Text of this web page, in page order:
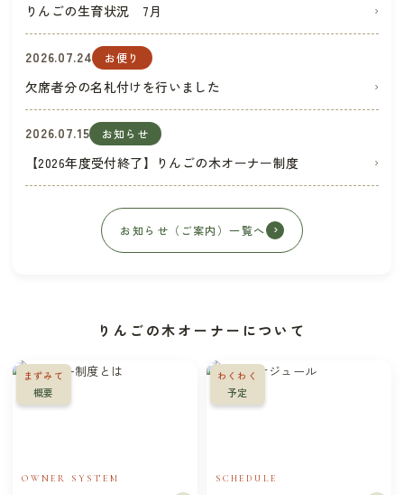
りんごの生育状況 7月 ›
2026.07.24 お便り
欠席者分の名札付けを行いました ›
2026.07.15 お知らせ
【2026年度受付終了】りんごの木オーナー制度 ›
お知らせ（ご案内）一覧へ ›
りんごの木オーナーについて
まずみて
概要
OWNER SYSTEM
わくわく
予定
SCHEDULE